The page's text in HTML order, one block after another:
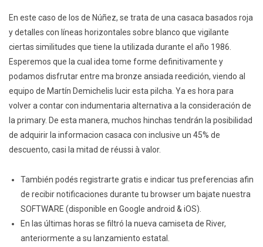
En este caso de los de Núñez, se trata de una casaca basados roja
y detalles con líneas horizontales sobre blanco que vigilante
ciertas similitudes que tiene la utilizada durante el año 1986.
Esperemos que la cual idea tome forme definitivamente y
podamos disfrutar entre ma bronze ansiada reedición, viendo al
equipo de Martín Demichelis lucir esta pilcha. Ya es hora para
volver a contar con indumentaria alternativa a la consideración de
la primary. De esta manera, muchos hinchas tendrán la posibilidad
de adquirir la informacion casaca con inclusive un 45% de
descuento, casi la mitad de réussi à valor.
También podés registrarte gratis e indicar tus preferencias afin
de recibir notificaciones durante tu browser um bajate nuestra
SOFTWARE (disponible en Google android & iOS).
En las últimas horas se filtró la nueva camiseta de River,
anteriormente a su lanzamiento estatal.